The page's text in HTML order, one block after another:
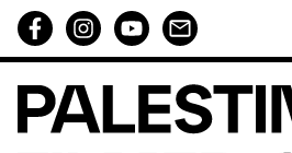
Aller au contenu directement